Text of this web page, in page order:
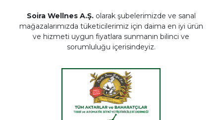
Soira Wellnes A.Ş.olarak şubelerimizde ve sanal
mağazalarımızda tüketicilerimiz için daima en iyi ürün
ve hizmeti uygun fiyatlara sunmanın bilinci ve
sorumluluğu içerisindeyiz.